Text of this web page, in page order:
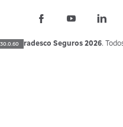
30.0.60 Bradesco Seguros 2026.